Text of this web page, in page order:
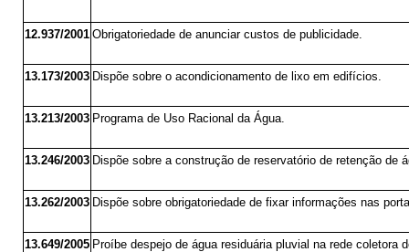
12.937/2001 Obrigatoriedade de anunciar custos de publicidade.
13.173/2003 Dispõe sobre o acondicionamento de lixo em edifícios.
13.213/2003 Programa de Uso Racional da Água.
13.246/2003 Dispõe sobre a construção de reservatório de retenção de
13.262/2003 Dispõe sobre obrigatoriedade de fixar informações nas
13.649/2005 Proíbe despejo de água residuária pluvial na rede coletora